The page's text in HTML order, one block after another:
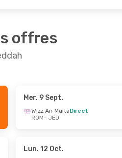
offres
Mer. 9 Sept.
Wizz Air MaltaDirect
ROM- JED
Lun. 12 Oct.